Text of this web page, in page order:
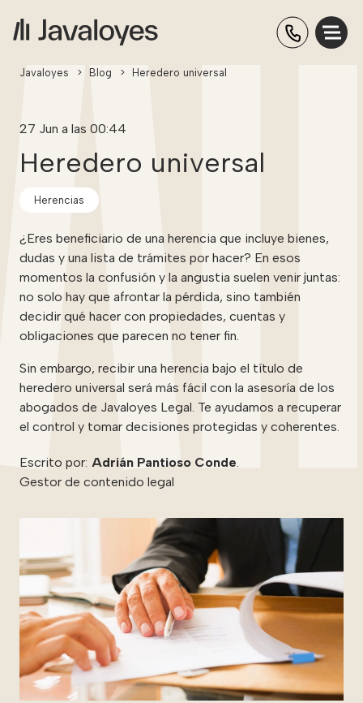
Javaloyes > Blog > Heredero universal
27 Jun a las 00:44
Heredero universal
Herencias
¿Eres beneficiario de una herencia que incluye bienes,
dudas y una lista de trámites por hacer? En esos
momentos la confusión y la angustia suelen venir juntas:
no solo hay que afrontar la pérdida, sino también
decidir qué hacer con propiedades, cuentas y
obligaciones que parecen no tener fin.
Sin embargo, recibir una herencia bajo el título de
heredero universal será más fácil con la asesoría de los
abogados de Javaloyes Legal. Te ayudamos a recuperar
el control y tomar decisiones protegidas y coherentes.
Escrito por: Adrián Pantioso Conde
Gestor de contenido legal